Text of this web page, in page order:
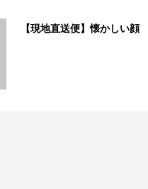
【現地直送便】懐かしい顔